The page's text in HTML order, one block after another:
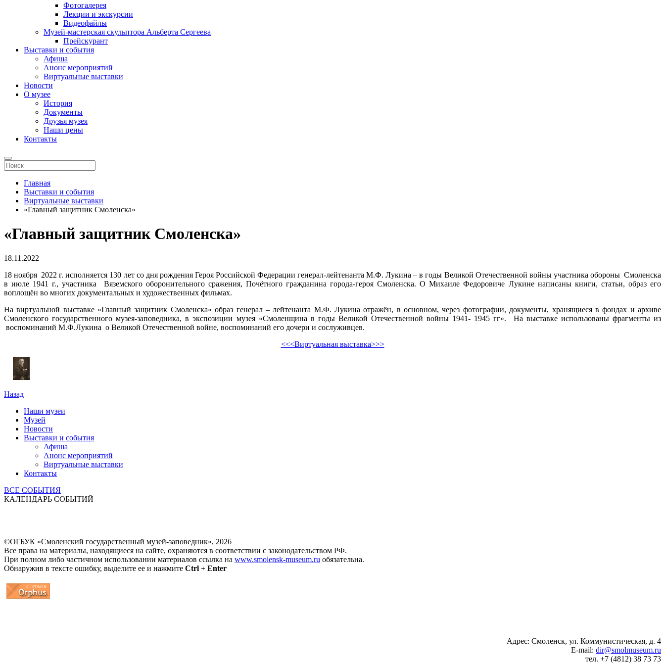
Фотогалерея
Лекции и экскурсии
Видеофайлы
Музей-мастерская скульптора Альберта Сергеева
Прейскурант
Выставки и события
Афиша
Анонс мероприятий
Виртуальные выставки
Новости
О музее
История
Документы
Друзья музея
Наши цены
Контакты
Главная
Выставки и события
Виртуальные выставки
«Главный защитник Смоленска»
«Главный защитник Смоленска»
18.11.2022
18 ноября 2022 г. исполняется 130 лет со дня рождения Героя Российской Федерации генерал-лейтенанта М.Ф. Лукина – в годы Великой Отечественной войны участника обороны Смоленска
в июле 1941 г., участника Вяземского оборонительного сражения, Почётного гражданина города-героя Смоленска. О Михаиле Федоровиче Лукине написаны книги, статьи, образ его
воплощён во многих документальных и художественных фильмах.
На виртуальной выставке «Главный защитник Смоленска» образ генерал – лейтенанта М.Ф. Лукина отражён, в основном, через фотографии, документы, хранящиеся в фондах и архиве
Смоленского государственного музея-заповедника, в экспозиции музея «Смоленщина в годы Великой Отечественной войны 1941- 1945 гг». На выставке использованы фрагменты из
воспоминаний М.Ф.Лукина о Великой Отечественной войне, воспоминаний его дочери и сослуживцев.
<<<Виртуальная выставка>>>
Назад
Наши музеи
Музей
Новости
Выставки и события
Афиша
Анонс мероприятий
Виртуальные выставки
Контакты
ВСЕ СОБЫТИЯ
КАЛЕНДАРЬ СОБЫТИЙ
©ОГБУК «Смоленский государственный музей-заповедник», 2026
Все права на материалы, находящиеся на сайте, охраняются в соответствии с законодательством РФ.
При полном либо частичном использовании материалов ссылка на www.smolensk-museum.ru обязательна.
Обнаружив в тексте ошибку, выделите ее и нажмите Ctrl + Enter
Адрес: Смоленск, ул. Коммунистическая, д. 4
E-mail: dir@smolmuseum.ru
тел. +7 (4812) 38 73 73